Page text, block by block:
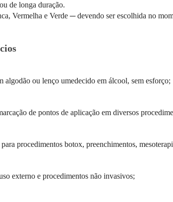
de longa duração.
Vermelha e Verde ─ devendo ser escolhida no
algodão ou lenço umedecido em álcool, sem esforço;
de pontos de aplicação em diversos
procedimentos botox, preenchimentos,
externo e procedimentos não invasivos;